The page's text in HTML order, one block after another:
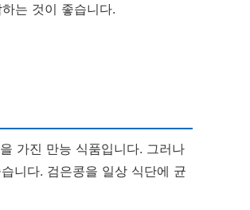
는 것이 좋습니다.
가진 만능 식품입니다. 그러나
니다. 검은콩을 일상 식단에 균